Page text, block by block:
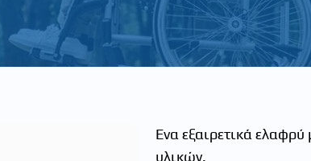
Eνα εξαιρετικά
υλικών.